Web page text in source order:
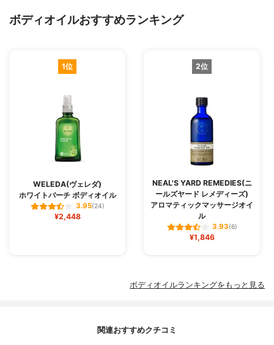
ボディオイルおすすめランキング
1位
WELEDA(ヴェレダ)
ホワイトバーチ ボディオイル
3.95(24)
¥2,448
2位
NEAL'S YARD REMEDIES(ニ
ールズヤード レメディーズ)
アロマティックマッサージオイ
ル
3.93(6)
¥1,846
ボディオイルランキングをもっと見る
関連おすすめクチコミ